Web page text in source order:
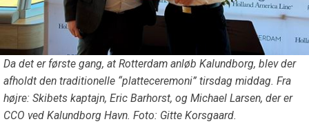
Da det er første gang, at Rotterdam anløb Kalundborg, blev der
afholdt den traditionelle “platteceremoni” tirsdag middag. Fra
højre: Skibets kaptajn, Eric Barhorst, og Michael Larsen, der er
CCO ved Kalundborg Havn. Foto: Gitte Korsgaard.